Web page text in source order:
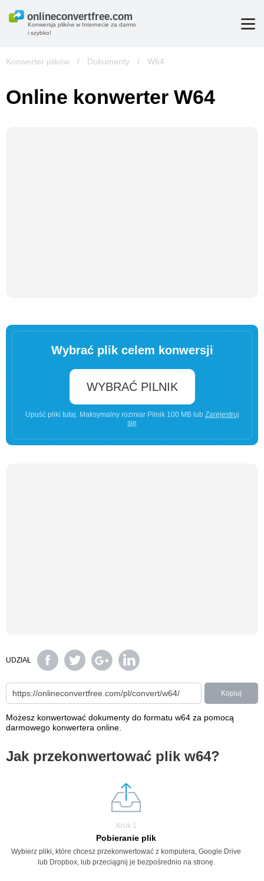
Konwersja plików w Internecie za darmo
i szybko!
Konwerter plików / Dokumenty / W64
Online konwerter W64
Wybrać plik celem konwersji
WYBRAĆ PILNIK
Upuść pliki tutaj. Maksymalny rozmiar Pilnik 100 MB lub Zarejestruj
się
UDZIAŁ
Kopiuj
Możesz konwertować dokumenty do formatu w64 za pomocą
darmowego konwertera online.
Jak przekonwertować plik w64?
Krok 1
Pobieranie plik
Wybierz pliki, które chcesz przekonwertować z komputera, Google Drive
lub Dropbox, lub przeciągnij je bezpośrednio na stronę.